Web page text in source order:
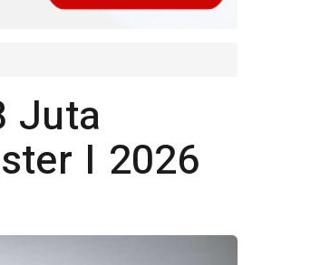
Juta
I 2026